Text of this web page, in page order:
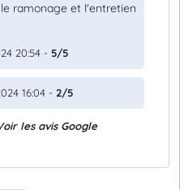
ramonage et l'entretien
20:54 - 5/5
16:04 - 2/5
les avis Google